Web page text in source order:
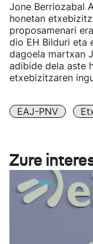
Jone Berriozabal
honetan
proposamenari
dio EH Bilduri eta
dagoela martxan
adibide dela aste
etxebizitzaren
EAJ-PNV
Zure